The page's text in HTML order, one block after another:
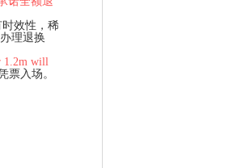
效性，稀
理退换
1.2m will
票入场。